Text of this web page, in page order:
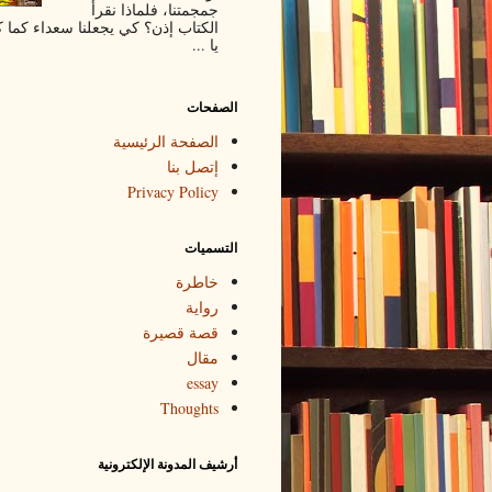
جمجمتنا، فلماذا نقرأ
الكتاب إذن؟ كي يجعلنا سعداء كما
يا ...
الصفحات
الصفحة الرئيسية
إتصل بنا
Privacy Policy
التسميات
خاطرة
رواية
قصة قصيرة
مقال
essay
Thoughts
أرشيف المدونة الإلكترونية